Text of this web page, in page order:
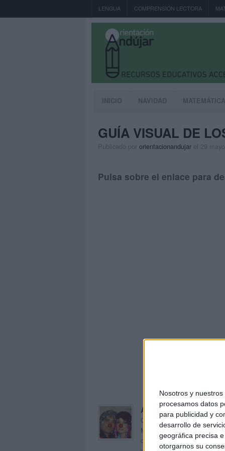
Nosotros y nuestros
procesamos datos
para publicidad y
desarrollo de
geográfica precisa
otorgarnos su
LENGUA COMPRENSIÓN LECTORA
INICIO NAVIDAD
GUÍA VISUAL DE
Publicado por orientacionandujar el 29
Pulsa sobre el enlace para
Acerca de
Orientación Andújar no es
Maribel, que además de ser
dentro del blog y en el cual,